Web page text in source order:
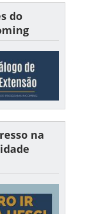
do
na